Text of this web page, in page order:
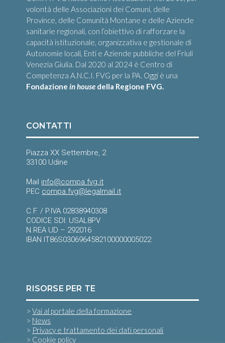
volontà delle Associazioni dei Comuni, delle
Province, delle Comunità Montane e delle Aziende
sanitarie regionali, con l’obiettivo di rafforzare la
capacità istituzionale, organizzativa e gestionale di
Autonomie locali, Enti e Aziende pubbliche del Friuli
Venezia Giulia. Dal 2020 al 2024 è Centro di
Competenza A.N.C.I. FVG per la PA. Oggi è una
Fondazionein house della Regione FVG.
CONTATTI
Piazza XX Settembre, 2
33100 Udine
Mail info@compa.fvg.it
PEC compa.fvg@legalmail.it
C.F. / P.IVA 02838940308
CODICE SDI: USAL8PV
N.REA UD – 292016
IBAN IT86S0306964582100000005022
RISORSE PER TE
>Vai al portale della formazione
> News
> Privacy e trattamento dei dati personali
> Cookie policy